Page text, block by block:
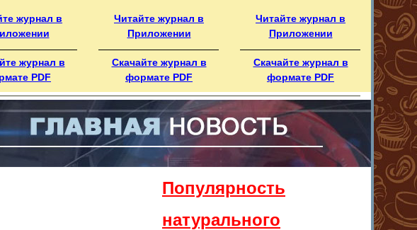
журнал в
журнал в
PDF
Читайте журнал в
Приложении
Скачайте журнал в
формате PDF
Читайте журнал в
Приложении
Скачайте журнал в
формате PDF
Популярность
натурального